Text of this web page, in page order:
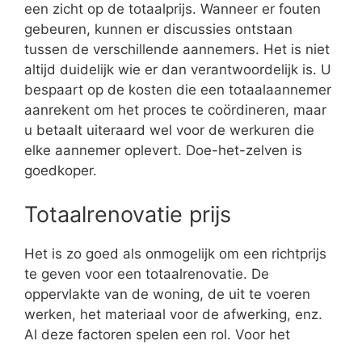
een zicht op de totaalprijs. Wanneer er fouten
gebeuren, kunnen er discussies ontstaan
tussen de verschillende aannemers. Het is niet
altijd duidelijk wie er dan verantwoordelijk is. U
bespaart op de kosten die een totaalaannemer
aanrekent om het proces te coördineren, maar
u betaalt uiteraard wel voor de werkuren die
elke aannemer oplevert. Doe-het-zelven is
goedkoper.
Totaalrenovatie prijs
Het is zo goed als onmogelijk om een richtprijs
te geven voor een totaalrenovatie. De
oppervlakte van de woning, de uit te voeren
werken, het materiaal voor de afwerking, enz.
Al deze factoren spelen een rol. Voor het